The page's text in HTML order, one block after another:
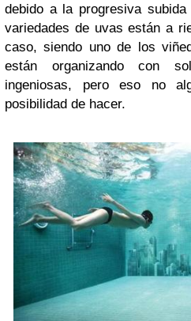
debido a la progresiva
variedades de uvas están a
caso, siendo uno de los
están organizando con
ingeniosas, pero eso no
posibilidad de hacer.